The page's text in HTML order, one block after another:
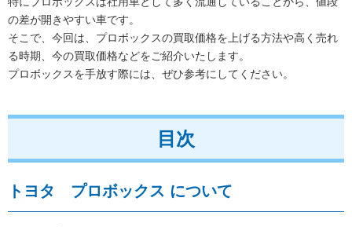
の差が開きやすい車です。
そこで、今回は、プロボックスの買取価格を上げる方法や高く売れ
る時期、今の買取価格などをご紹介いたします。
プロボックスを手放す際には、ぜひ参考にしてください。
目次
トヨタ プロボックス について